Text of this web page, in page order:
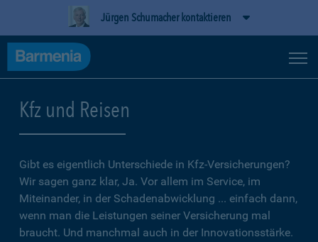
Jürgen Schumacher kontaktieren
Kfz und Reisen
Gibt es eigentlich Unterschiede in Kfz-Versicherungen?
Wir sagen ganz klar, Ja. Vor allem im Service, im
Miteinander, in der Schadenabwicklung ... einfach dann,
wenn man die Leistungen seiner Versicherung mal
braucht. Und manchmal auch in der Innovationsstärke.